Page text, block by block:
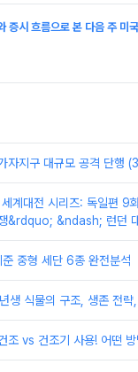
증시 흐름으로 본 다음 주
자지구 대규모 공격 단행
계대전 시리즈: 독일편
&rdquo; &ndash; 런던
중형 세단 6종 완전분석
생 식물의 구조, 생존 전략
조 vs 건조기 사용! 어떤